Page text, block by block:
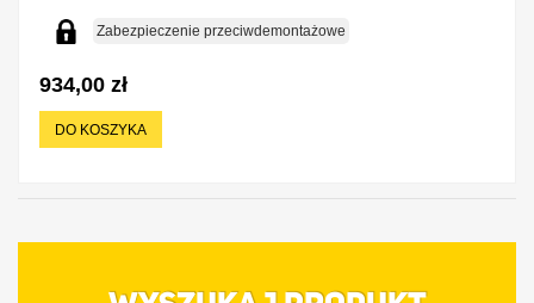
Zabezpieczenie przeciwdemontażowe
934,00 zł
DO KOSZYKA